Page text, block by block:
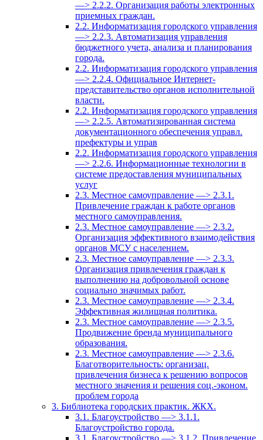
—> 2.2.2. Организация работы электронных
приемных граждан.
2.2. Информатизация городского управления
—> 2.2.3. Автоматизация управления
бюджетного учета, анализа и планирования
города.
2.2. Информатизация городского управления
—> 2.2.4. Официальное Интернет-
представительство органов исполнительной
власти.
2.2. Информатизация городского управления
—> 2.2.5. Автоматизированная система
документационного обеспечения управл.
префектуры и управ
2.2. Информатизация городского управления
—> 2.2.6. Информационные технологии в
системе предоставления муниципальных
услуг
2.3. Местное самоуправление —> 2.3.1.
Привлечение граждан к работе органов
местного самоуправления.
2.3. Местное самоуправление —> 2.3.2.
Организация эффективного взаимодействия
органов МСУ с населением.
2.3. Местное самоуправление —> 2.3.3.
Организация привлечения граждан к
выполнению на добровольной основе
социально значимых работ.
2.3. Местное самоуправление —> 2.3.4.
Эффективная жилищная политика.
2.3. Местное самоуправление —> 2.3.5.
Продвижение бренда муниципального
образования.
2.3. Местное самоуправление —> 2.3.6.
Благотворительность: организац.
привлечения бизнеса к решению вопросов
местного значения и решения соц.-эконом.
проблем города
3. Библиотека городских практик. ЖКХ.
3.1. Благоустройство —> 3.1.1.
Благоустройство города.